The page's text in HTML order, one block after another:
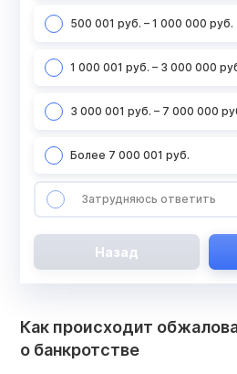
500 001 руб. – 1 000 000 руб.
1 000 001 руб. – 3 000 000
3 000 001 руб. – 7 000 000
Более 7 000 001 руб.
Затрудняюсь ответить
Назад
Как происходит
о банкротстве